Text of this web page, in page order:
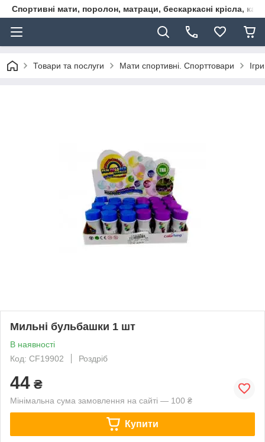
Спортивні мати, поролон, матраци, бескаркасні крісла,
Товари та послуги Мати спортивні. Спорттовари
Мильні бульбашки 1 шт
В наявності
Код: CF19902
Роздріб
44 ₴
Мінімальна сума замовлення на сайті — 100 ₴
Купити